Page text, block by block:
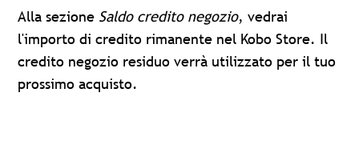
Alla sezione Saldo credito negozio, vedrai
l'importo di credito rimanente nel Kobo Store. Il
credito negozio residuo verrà utilizzato per il tuo
prossimo acquisto.